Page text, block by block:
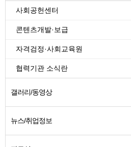
사회공헌센터
콘텐츠개발·보급
자격검정·사회교육원
협력기관 소식란
갤러리/동영상
뉴스/취업정보